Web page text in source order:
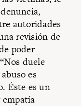
autoridades
revisión de
poder
duele
es
Éste es un